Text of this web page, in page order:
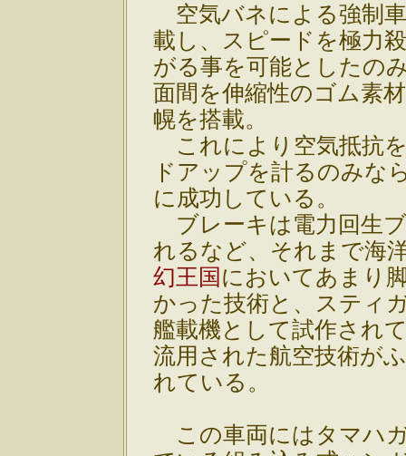
空気バネによる強制
載し、スピードを極力
がる事を可能としたの
面間を伸縮性のゴム素
幌を搭載。
これにより空気抵抗
ドアップを計るのみな
に成功している。
ブレーキは電力回生
れるなど、それまで海
幻王国 においてあまり
かった技術と、スティ
艦載機として試作され
流用された航空技術が
れている。
この車両にはタマハ